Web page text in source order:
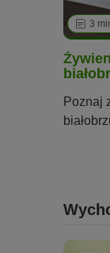
3
Poznaj